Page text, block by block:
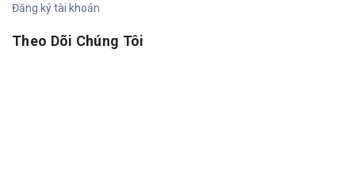
Đăng ký tài khoản
Theo Dõi Chúng Tôi